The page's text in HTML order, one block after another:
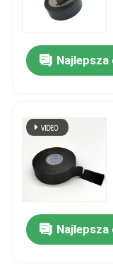
Najlepsza
Najlepsza